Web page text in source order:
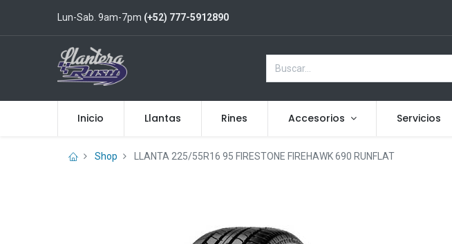
Lun-Sab. 9am-7pm (+52) 777-5912890
Inicio Llantas Rines Accesorios Servicios
Shop LLANTA 225/55R16 95 FIRESTONE FIREHAWK 690 RUNFLAT